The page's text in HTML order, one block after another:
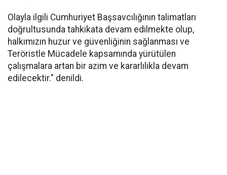
Olayla ilgili Cumhuriyet Başsavcılığının talimatları
doğrultusunda tahkikata devam edilmekte olup,
halkımızın huzur ve güvenliğinin sağlanması ve
Teröristle Mücadele kapsamında yürütülen
çalışmalara artan bir azim ve kararlılıkla devam
edilecektir." denildi.